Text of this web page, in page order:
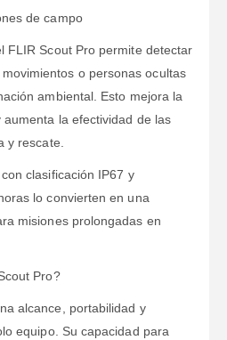
de campo
FLIR Scout Pro permite detectar
o personas ocultas
ambiental. Esto mejora la
la efectividad de las
y rescate.
clasificación IP67 y
lo convierten en una
misiones prolongadas en
Pro?
alcance, portabilidad y
equipo. Su capacidad para